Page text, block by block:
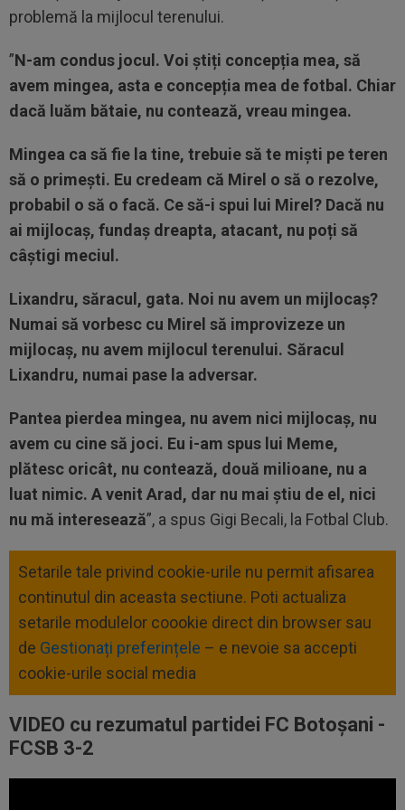
problemă la mijlocul terenului.
”N-am condus jocul. Voi știți concepția mea, să
avem mingea, asta e concepția mea de fotbal. Chiar
dacă luăm bătaie, nu contează, vreau mingea.
Mingea ca să fie la tine, trebuie să te miști pe teren
să o primești. Eu credeam că Mirel o să o rezolve,
probabil o să o facă. Ce să-i spui lui Mirel? Dacă nu
ai mijlocaș, fundaș dreapta, atacant, nu poți să
câștigi meciul.
Lixandru, săracul, gata. Noi nu avem un mijlocaș?
Numai să vorbesc cu Mirel să improvizeze un
mijlocaș, nu avem mijlocul terenului. Săracul
Lixandru, numai pase la adversar.
Pantea pierdea mingea, nu avem nici mijlocaș, nu
avem cu cine să joci. Eu i-am spus lui Meme,
plătesc oricât, nu contează, două milioane, nu a
luat nimic. A venit Arad, dar nu mai știu de el, nici
nu mă interesează”, a spus Gigi Becali, la Fotbal Club.
Setarile tale privind cookie-urile nu permit afisarea
continutul din aceasta sectiune. Poti actualiza
setarile modulelor coookie direct din browser sau
de Gestionați preferințele – e nevoie sa accepti
cookie-urile social media
VIDEO cu rezumatul partidei FC Botoșani -
FCSB 3-2